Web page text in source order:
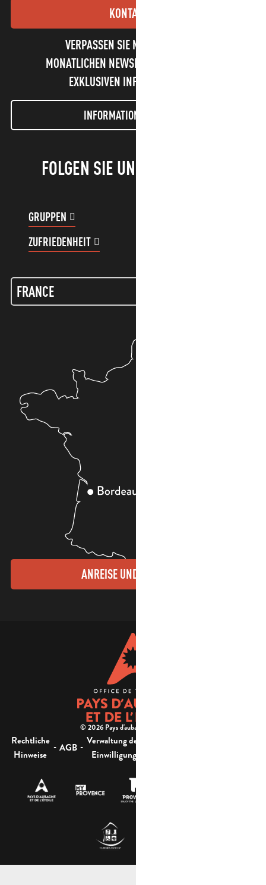
KONTAKT
VERPASSEN SIE NICHT UNSEREN
MONATLICHEN NEWSLETTER UND UNSERE
EXKLUSIVEN INFORMATIONEN!
INFORMATIONEN LETTER
FOLGEN SIE UNS!
GRUPPEN
ZUFRIEDENHEIT
ANREISE UND KONTAKTE
© 2026 Pays d'aubagne et de l'étoile -
Rechtliche
Hinweise
- AGB - Verwaltung der
Einwilligung